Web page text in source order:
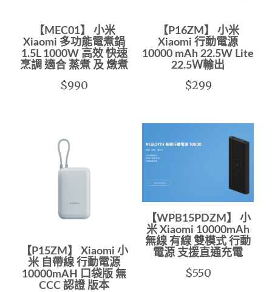
【MEC01】 小米
Xiaomi 多功能電煮鍋
1.5L 1000W 高效 快速
烹調 適合 蒸煮 及 燉煮
$990
【P16ZM】 小米
Xiaomi 行動電源
10000 mAh 22.5W Lite
22.5Ｗ輸出
$299
【P15ZM】 Xiaomi 小
米 自帶線 行動電源
10000mAH 口袋版 無
CCC 認證 版本
【WPB15PDZM】 小
米 Xiaomi 10000mAh
無線 有線 雙模式 行動
電源 支援直通充電
$550